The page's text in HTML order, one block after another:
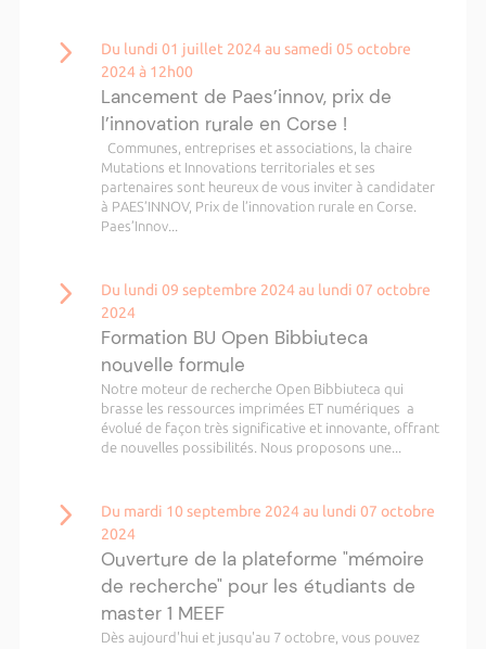
Du lundi 01 juillet 2024 au samedi 05 octobre
2024 à 12h00
Lancement de Paes’innov, prix de
l’innovation rurale en Corse !
Communes, entreprises et associations, la chaire
Mutations et Innovations territoriales et ses
partenaires sont heureux de vous inviter à candidater
à PAES’INNOV, Prix de l’innovation rurale en Corse.
Paes’Innov...
Du lundi 09 septembre 2024 au lundi 07 octobre
2024
Formation BU Open Bibbiuteca
nouvelle formule
Notre moteur de recherche Open Bibbiuteca qui
brasse les ressources imprimées ET numériques a
évolué de façon très significative et innovante, offrant
de nouvelles possibilités. Nous proposons une...
Du mardi 10 septembre 2024 au lundi 07 octobre
2024
Ouverture de la plateforme "mémoire
de recherche" pour les étudiants de
master 1 MEEF
Dès aujourd'hui et jusqu'au 7 octobre, vous pouvez